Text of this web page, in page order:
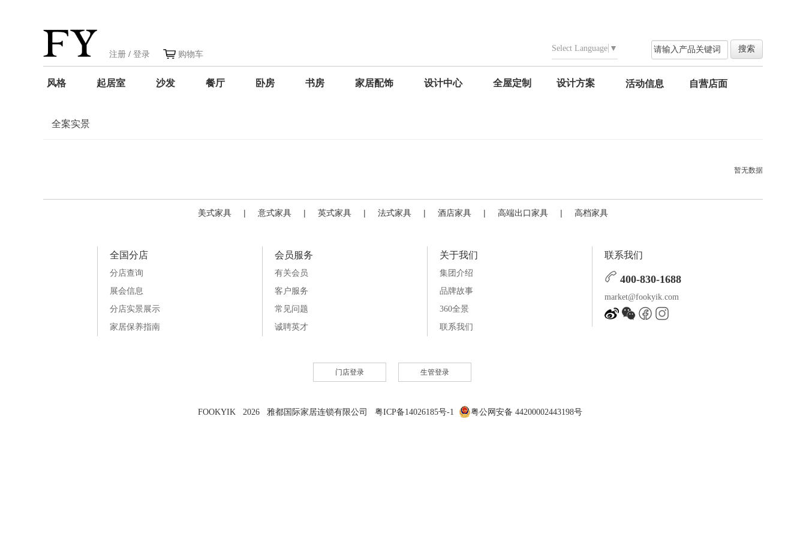
Select Language ▼
注册 / 登录 购物车
风格 起居室 沙发 餐厅 卧房 书房 家居配饰 设计中心 全屋定制 设计方案 活动信息 自营店面
全案实景
暂无数据
美式家具 | 意式家具 | 英式家具 | 法式家具 | 酒店家具 | 高端出口家具 | 高档家具
全国分店
分店查询
展会信息
分店实景展示
家居保养指南
会员服务
有关会员
客户服务
常见问题
诚聘英才
关于我们
集团介绍
品牌故事
360全景
联系我们
联系我们
400-830-1688
market@fookyik.com
门店登录 生管登录
FOOKYIK 2026 雅都国际家居连锁有限公司 粤ICP备14026185号-1 粤公网安备 44200002443198号